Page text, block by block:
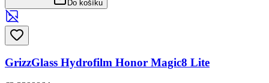
Do košíku
GrizzGlass Hydrofilm Honor Magic8 Lite